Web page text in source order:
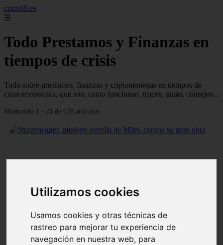
Utilizamos cookies
Usamos cookies y otras técnicas de
rastreo para mejorar tu experiencia de
navegación en nuestra web, para
crisis09.es
☰
Todo Prestamos y Finanzas en
tiempos de crisis
Todo sobre prestamos, finanzas y criptomonedas en tiempos de
crisis economica, que son, como funcionan, trucos, guias, consejos...
Mostrando 1 - 24 de 638 artículos
Sturzenegger, ministro estrella de Milei, corona su
gran obra